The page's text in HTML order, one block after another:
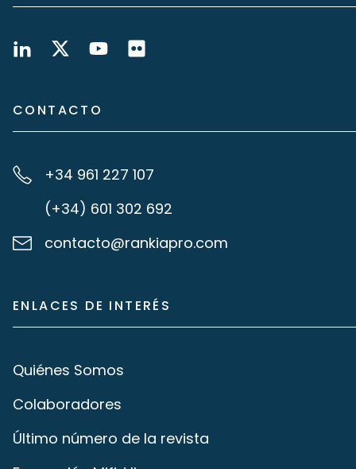
CONTACTO
+34 961 227 107
(+34) 601 302 692
contacto@rankiapro.com
ENLACES DE INTERÉS
Quiénes Somos
Colaboradores
Último número de la revista